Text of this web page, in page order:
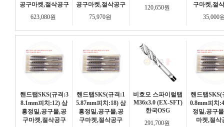
공구마켓,절삭공구
623,080원
공구마켓,절삭공구
75,970원
120,650원
구마켓,절
35,000
핸드탭SKS(규격:3
8.1mm피치:12) 삼
흥정밀,공구몰,공
구마켓,절삭공구
핸드탭SKS(규격:1
5.87mm피치:18) 삼
흥정밀,공구몰,공
구마켓,절삭공구
비호모 스파이럴탭
M36x3.0 (EX-SFT)
한국OSG
291,700원
핸드탭SKS(
0.8mm피치
정밀,공구
마켓,절삭